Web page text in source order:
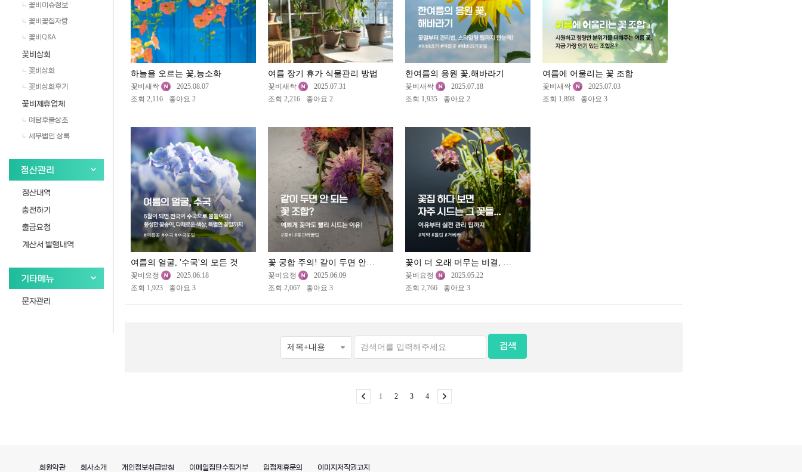
꽃비이슈정보
꽃비꽃집자랑
꽃비Q&A
꽃비상회
꽃비상회
꽃비상회후기
꽃비제휴업체
예담후불상조
세무법인 상록
정산관리
정산내역
충전하기
출금요청
계산서 발행내역
기타메뉴
문자관리
하늘을 오르는 꽃,능소화
꽃비새싹
2025.08.07
조회 2,116
좋아요 2
여름 장기 휴가 식물관리 방법
꽃비새싹
2025.07.31
조회 2,216
좋아요 2
한여름의 응원 꽃,해바라기
꽃비새싹
2025.07.18
조회 1,935
좋아요 2
여름에 어울리는 꽃 조합
꽃비새싹
2025.07.03
조회 1,898
좋아요 3
여름의 얼굴, '수국'의 모든 것
꽃비요정
2025.06.18
조회 1,923
좋아요 3
꽃 궁합 주의! 같이 두면 안되는 꽃 조합?
꽃비요정
2025.06.09
조회 2,067
좋아요 3
꽃이 더 오래 머무는 비결, 꽃 관리 팁!
꽃비요정
2025.05.22
조회 2,766
좋아요 3
검색
1 2 3 4
회원약관 회사소개 개인정보취급방침 이메일집단수집거부 입점제휴문의 이미지저작권고지